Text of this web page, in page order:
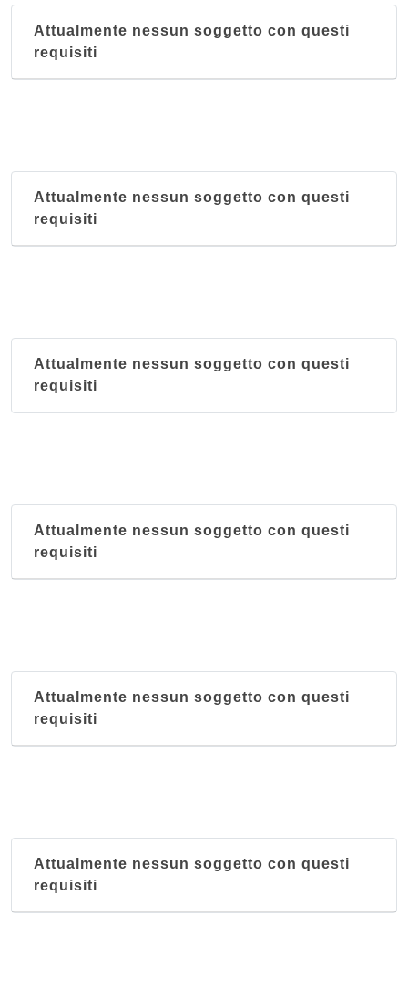
Attualmente nessun soggetto con questi
requisiti
Attualmente nessun soggetto con questi
requisiti
Attualmente nessun soggetto con questi
requisiti
Attualmente nessun soggetto con questi
requisiti
Attualmente nessun soggetto con questi
requisiti
Attualmente nessun soggetto con questi
requisiti